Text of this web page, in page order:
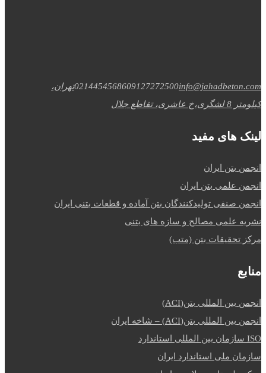
0214454568609127272500info@jahadbeton.com
تهران،
کیلومتر 8 لشگری،خ عاشری، تقاطع جلال
لینک های مفید
انجمن بتن ایران
انجمن علمی بتن ایران
انجمن صنفی تولیدکنندگان بتن آماده و قطعات بتنی ایران
نشریه علمی مصالح و سازه های بتنی
مرکز تحقیقات بتن (متب)
منابع
انجمن بین المللی بتن(ACI)
انجمن بین المللی بتن(ACI) – شاخه ایران
ISO سازمان بین المللی استاندارد
سازمان ملی استاندارد ایران